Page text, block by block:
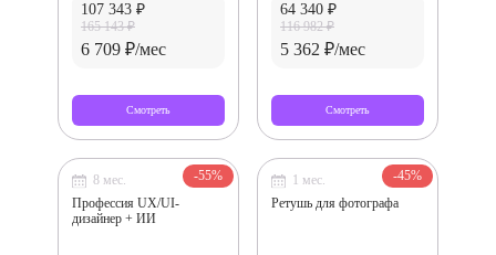
107 343 ₽
165 143 ₽
6 709 ₽/мес
Смотреть
64 340 ₽
116 982 ₽
5 362 ₽/мес
Смотреть
8 мес.
Профессия UX/UI-
дизайнер + ИИ
-55%
1 мес.
Ретушь для фотографа
-45%